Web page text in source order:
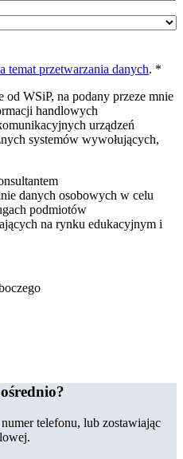
temat przetwarzania danych. *
WSiP, na podany przeze mnie
handlowych
urządzeń
systemów wywołujących,
danych osobowych w celu
podmiotów
na rynku edukacyjnym i
telefonu, lub zostawiając